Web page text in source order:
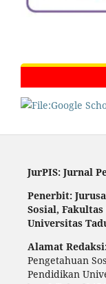
JurPIS: Jurnal
Penerbit:
Sosial,
Universitas
Alamat
Pengetahuan
Pendidikan